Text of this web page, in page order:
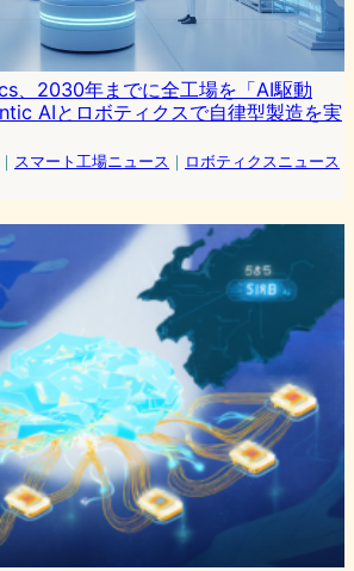
、2030年までに全工場を「AI駆動
AIとロボティクスで自律型製造を実
｜ スマート工場ニュース ｜ ロボティクスニュース